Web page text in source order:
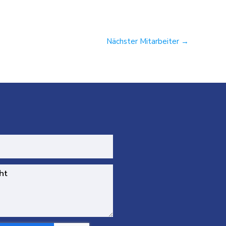
Nächster Mitarbeiter →